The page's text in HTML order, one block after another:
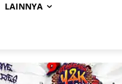
LAINNYA